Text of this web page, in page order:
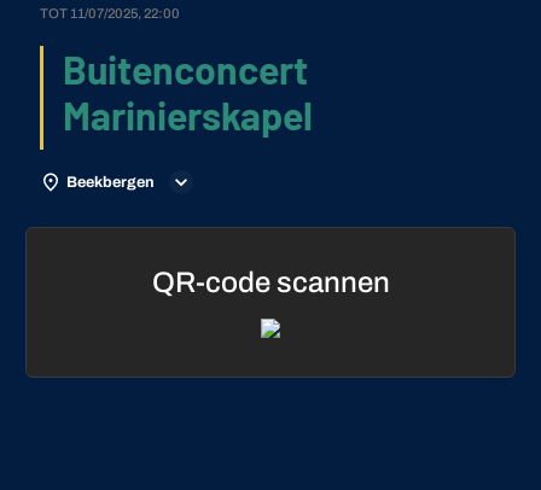
TOT 11/07/2025, 22:00
Buitenconcert
Marinierskapel
Beekbergen
QR-code scannen